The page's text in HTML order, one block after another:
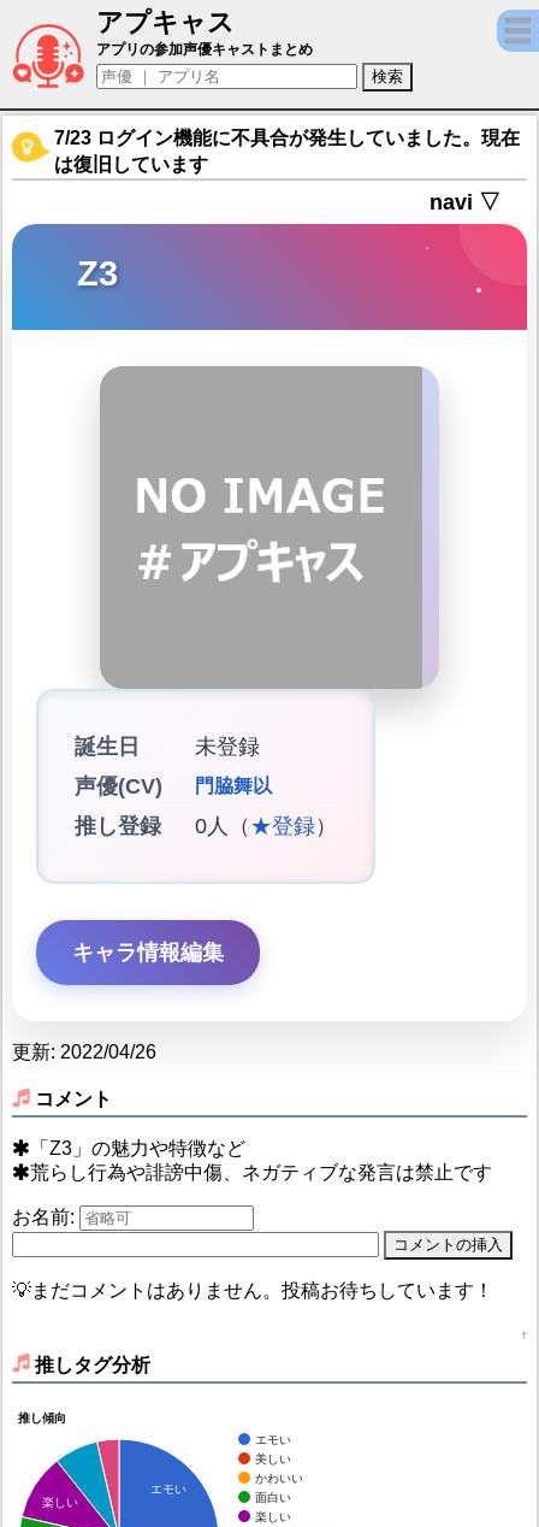
アプキャス
Z3（声優：門脇舞以)【ブラック・サージナ
アプリの参加声優キャストまとめ
7/23 ログイン機能に不具合が発生していました。現在
は復旧しています
navi ▽
Z3
誕生日
未登録
声優(CV)
門脇舞以
推し登録 0人（ ★登録）
キャラ情報編集
更新: 2022/04/26
コメント
「Z3」の魅力や特徴など
荒らし行為や誹謗中傷、ネガティブな発言は禁止です
お名前:
💡まだコメントはありません。投稿お待ちしています！
↑
推しタグ分析
推し傾向
エモい
美しい
かわいい
面白い
楽しい
エモい
楽しい